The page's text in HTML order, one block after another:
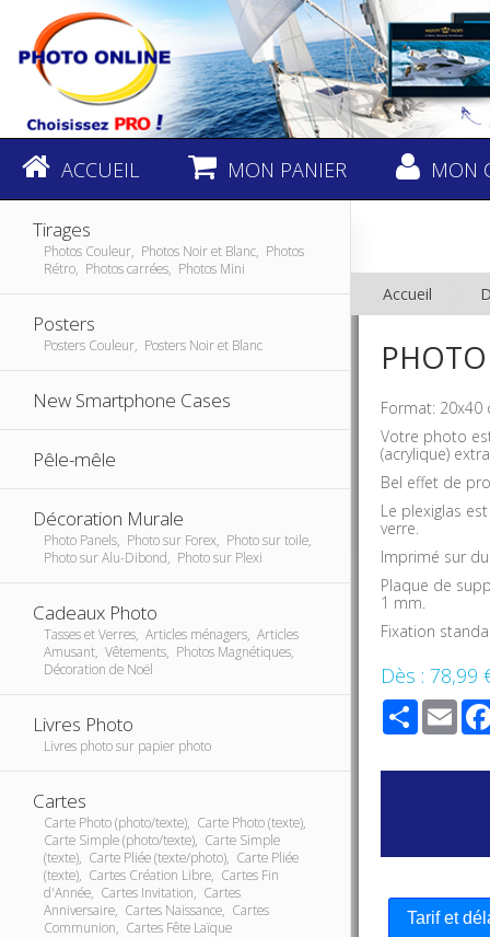
ACCUEIL MON PANIER MON
Tirages
Photos Couleur, Photos Noir et Blanc, Photos
Rétro, Photos carrées, Photos Mini
Posters
Posters Couleur, Posters Noir et Blanc
New Smartphone Cases
Pêle-mêle
Décoration Murale
Photo Panels, Photo sur Forex, Photo sur toile,
Photo sur Alu-Dibond, Photo sur Plexi
Cadeaux Photo
Tasses et Verres, Articles ménagers, Articles
Amusant, Vêtements, Photos Magnétiques,
Décoration de Noël
Livres Photo
Livres photo sur papier photo
Cartes
Carte Photo (photo/texte), Carte Photo (texte),
Carte Simple (photo/texte), Carte Simple
(texte), Carte Pliée (texte/photo), Carte Pliée
(texte), Cartes Création Libre, Cartes Fin
d'Année, Cartes Invitation, Cartes
Anniversaire, Cartes Naissance, Cartes
Communion, Cartes Fête Laïque
Accueil
Format: 20x40
Votre photo
(acrylique)
Bel effet de
Le plexiglas
verre.
Imprimé sur
Plaque de
1 mm.
Fixation
Dès :78,99
Share
Tarif et